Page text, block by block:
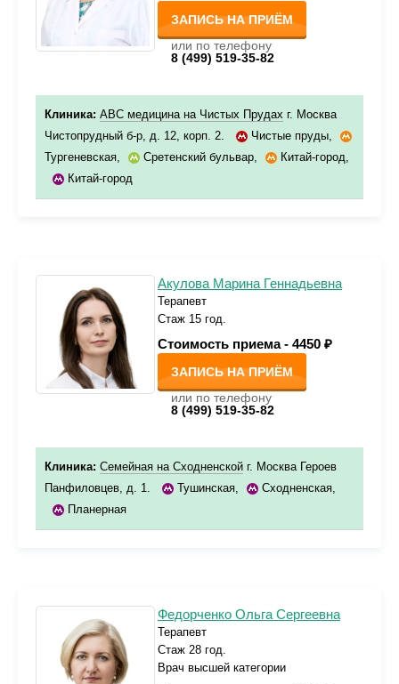
ЗАПИСЬ НА ПРИЁМ
или по телефону
8 (499) 519-35-82
Клиника: ABC медицина на Чистых Прудах г. Москва
Чистопрудный б-р, д. 12, корп. 2.
Чистые пруды,
Тургеневская, Сретенский бульвар, Китай-город,
Китай-город
Акулова Марина Геннадьевна
Терапевт
Стаж 15 год.
Стоимость приема - 4450 ₽
ЗАПИСЬ НА ПРИЁМ
или по телефону
8 (499) 519-35-82
Клиника: Семейная на Сходненской г. Москва Героев
Панфиловцев, д. 1.
Тушинская, Сходненская,
Планерная
Федорченко Ольга Сергеевна
Терапевт
Стаж 28 год.
Врач высшей категории